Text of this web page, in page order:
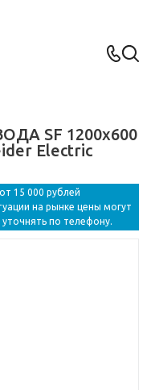
SF 1200x600
Electric
15 000 рублей
на рынке цены могут
по телефону.